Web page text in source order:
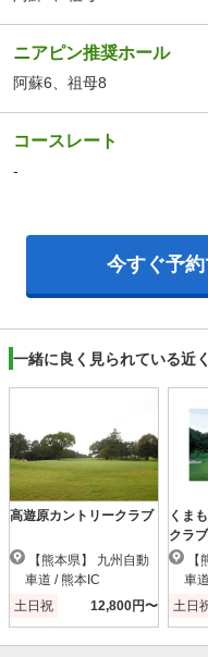
ニアピン推奨ホール
阿蘇6、祖母8
コースレート
-
今すぐ予
一緒に良く見られている近
高遊原カントリークラブ
車道 / 熊本IC
土日祝
12,800円〜
くま
クラブ
車
土日